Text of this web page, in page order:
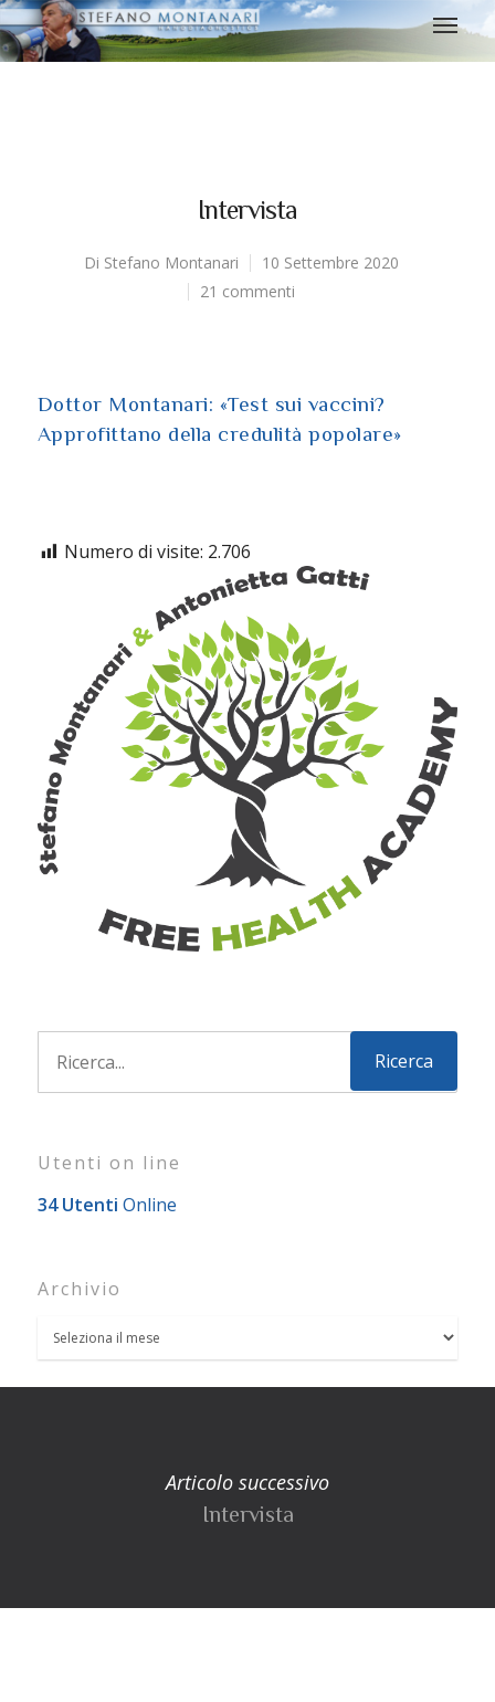
Intervista
Di Stefano Montanari
10 Settembre 2020
21 commenti
Dottor Montanari: «Test sui vaccini?
Approfittano della credulità popolare»
Numero di visite: 2.706
Utenti on line
34 Utenti Online
Archivio
Articolo successivo
Intervista